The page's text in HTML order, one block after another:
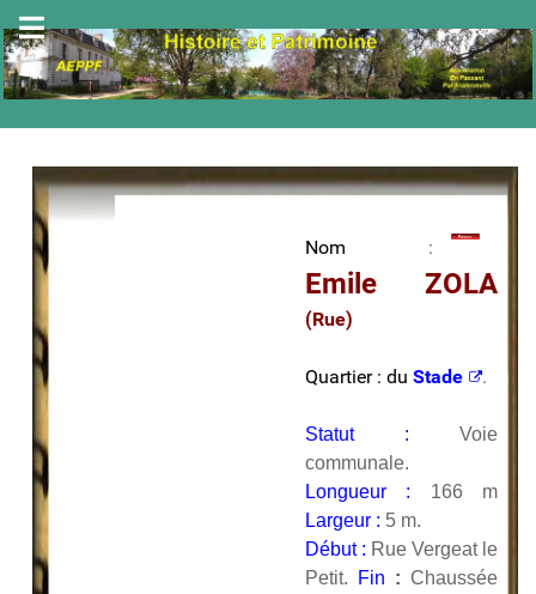
Nom :
Emile ZOLA
(Rue)
Quartier : du Stade .
Statut : Voie
communale.
Longueur : 166 m
Largeur : 5 m.
Début : Rue Vergeat le
Petit.
Fin : Chaussée